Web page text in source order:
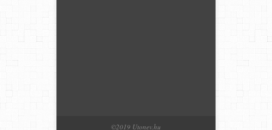
©2019 Utonev.hu